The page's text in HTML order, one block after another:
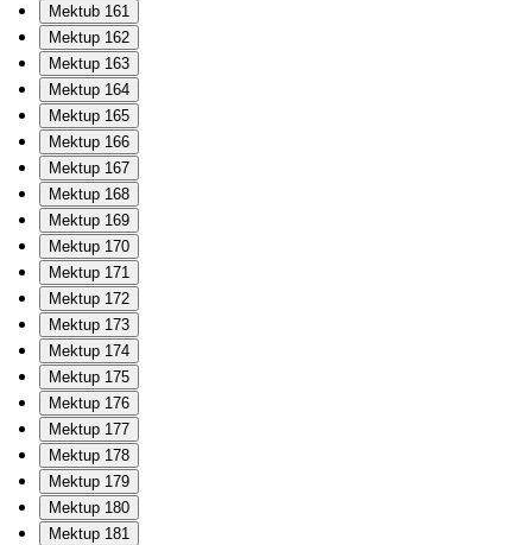
Mektub 161
Mektup 162
Mektup 163
Mektup 164
Mektup 165
Mektup 166
Mektup 167
Mektup 168
Mektup 169
Mektup 170
Mektup 171
Mektup 172
Mektup 173
Mektup 174
Mektup 175
Mektup 176
Mektup 177
Mektup 178
Mektup 179
Mektup 180
Mektup 181